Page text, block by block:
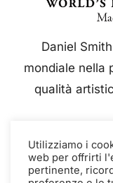
Daniel
mondiale nella
qualità
Questo sito
Utilizziamo i
web per offrirti
pertinente,